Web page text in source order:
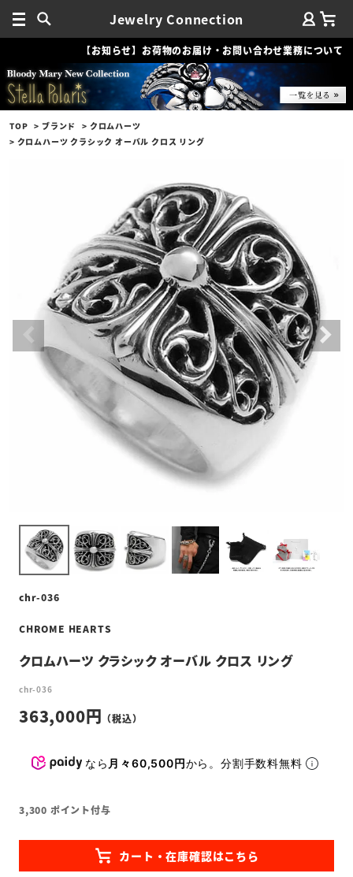
Jewelry Connection
【お知らせ】お荷物のお届け・お問い合わせ業務について
TOP ブランド
クロムハーツ
クロムハーツ クラシック オーバル クロス リング
chr-036
CHROME HEARTS
クロムハーツ クラシック オーバル クロス リング
chr-036
363,000
なら 月々60,500円から。分割手数料無料
3,300 ポイント付与